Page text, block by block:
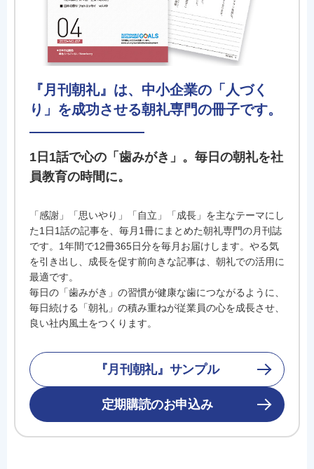
『月刊朝礼』は、中小企業の「人づく
り」を成功させる朝礼専門の冊子です。
1日1話で心の「歯みがき」。毎日の朝礼を社
員教育の時間に。
「感謝」「思いやり」「自立」「成長」を主なテーマにし
た1日1話の記事を、毎月1冊にまとめた朝礼専門の月刊誌
です。1年間で12冊365日分を毎月お届けします。やる気
を引き出し、成長を促す前向きな記事は、朝礼での活用に
最適です。
毎日の「歯みがき」の習慣が健康な歯につながるように、
毎日続ける「朝礼」の積み重ねが従業員の心を成長させ、
良い社内風土をつくります。
『月刊朝礼』サンプル
定期購読のお申込み